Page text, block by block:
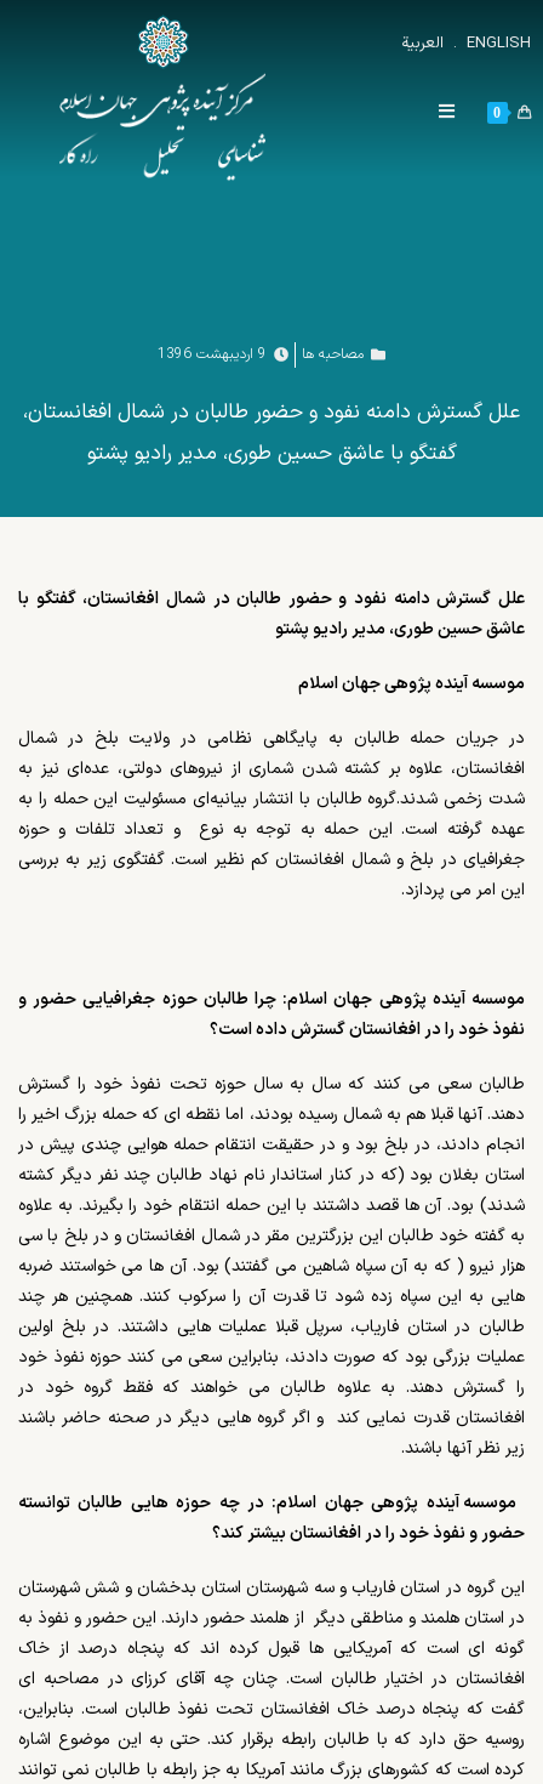
ENGLISH
. العربية
0
مصاحبه ها 9 اردیبهشت 1396
علل گسترش دامنه نفود و حضور طالبان در شمال افغانستان،
گفتگو با عاشق حسین طوری، مدیر رادیو پشتو
علل گسترش دامنه نفود و حضور طالبان در شمال افغانستان، گفتگو با
عاشق حسین طوری، مدیر رادیو پشتو
موسسه آینده پژوهی جهان اسلام
در جریان حمله طالبان به پایگاهی نظامی در ولایت بلخ در شمال
افغانستان، علاوه بر کشته‌ شدن شماری از نیروهای دولتی، عده‌ای نیز به
شدت زخمی شدند.گروه طالبان با انتشار بیانیه‌ای مسئولیت این حمله را به
عهده گرفته است. این حمله به توجه به نوع
و تعداد تلفات و حوزه
جغرافیای در بلخ و شمال افغانستان کم نظیر است. گفتگوی زیر به بررسی
این امر می پردازد.
موسسه آینده پژوهی جهان اسلام: چرا طالبان حوزه جغرافیایی حضور و
نفوذ خود را در افغانستان گسترش داده است؟
طالبان سعی می کنند که سال به سال حوزه تحت نفوذ خود را گسترش
دهند. آنها قبلا هم به شمال رسیده بودند، اما نقطه ای که حمله بزرگ اخیر را
انجام دادند، در بلخ بود و در حقیقت انتقام حمله هوایی چندی پیش در
استان بغلان بود (که در کنار استاندار نام نهاد طالبان چند نفر دیگر کشته
شدند) بود. آن ها قصد داشتند با این حمله انتقام خود را بگیرند. به علاوه
به گفته خود طالبان این بزرگترین مقر در شمال افغانستان و در بلخ با سی
هزار نیرو ( که به آن سپاه شاهین می گفتند) بود. آن ها می خواستند ضربه
هایی به این سپاه زده شود تا قدرت آن را سرکوب کنند. همچنین هر چند
طالبان در استان فاریاب، سرپل قبلا عملیات هایی داشتند. در بلخ اولین
عملیات بزرگی بود که صورت دادند، بنابراین سعی می کنند حوزه نفوذ خود
را گسترش دهند. به علاوه طالبان می خواهند که فقط گروه خود در
افغانستان قدرت نمایی کند و اگر گروه هایی دیگر در صحنه حاضر باشند
زیر نظر آنها باشند.
موسسه آینده پژوهی جهان اسلام: در چه حوزه هایی طالبان توانسته
حضور و نفوذ خود را در افغانستان بیشتر کند؟
این گروه در استان فاریاب و سه شهرستان استان بدخشان و شش شهرستان
در استان هلمند و مناطقی دیگر از هلمند حضور دارند. این حضور و نفوذ به
گونه ای است که آمریکایی ها قبول کرده اند که پنجاه درصد از خاک
افغانستان در اختیار طالبان است. چنان چه آقای کرزای در مصاحبه ای
گفت که پنجاه درصد خاک افغانستان تحت نفوذ طالبان است. بنابراین،
روسیه حق دارد که با طالبان رابطه برقرار کند. حتی به این موضوع اشاره
کرده است که کشورهای بزرگ مانند آمریکا به جز رابطه با طالبان نمی توانند